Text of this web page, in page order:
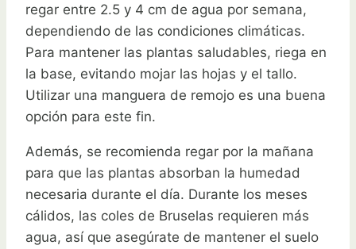
regar entre 2.5 y 4 cm de agua por semana,
dependiendo de las condiciones climáticas.
Para mantener las plantas saludables, riega en
la base, evitando mojar las hojas y el tallo.
Utilizar una manguera de remojo es una buena
opción para este fin.
Además, se recomienda regar por la mañana
para que las plantas absorban la humedad
necesaria durante el día. Durante los meses
cálidos, las coles de Bruselas requieren más
agua, así que asegúrate de mantener el suelo